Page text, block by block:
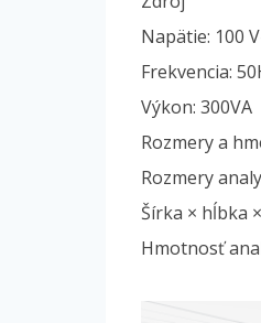
Napätie: 100
Frekvencia:
Výkon: 300VA
Rozmery a
Rozmery
Šírka × hĺbka
Hmotnosť